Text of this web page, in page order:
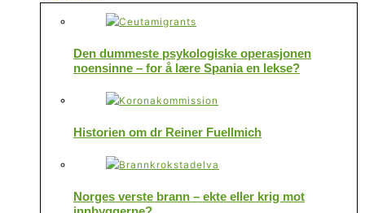
Den dummeste psykologiske operasjonen
noensinne – for å lære Spania en lekse?
Historien om dr Reiner Fuellmich
Norges verste brann – ekte eller krig mot